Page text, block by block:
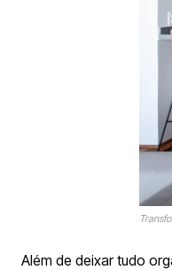
Além de deixar tudo